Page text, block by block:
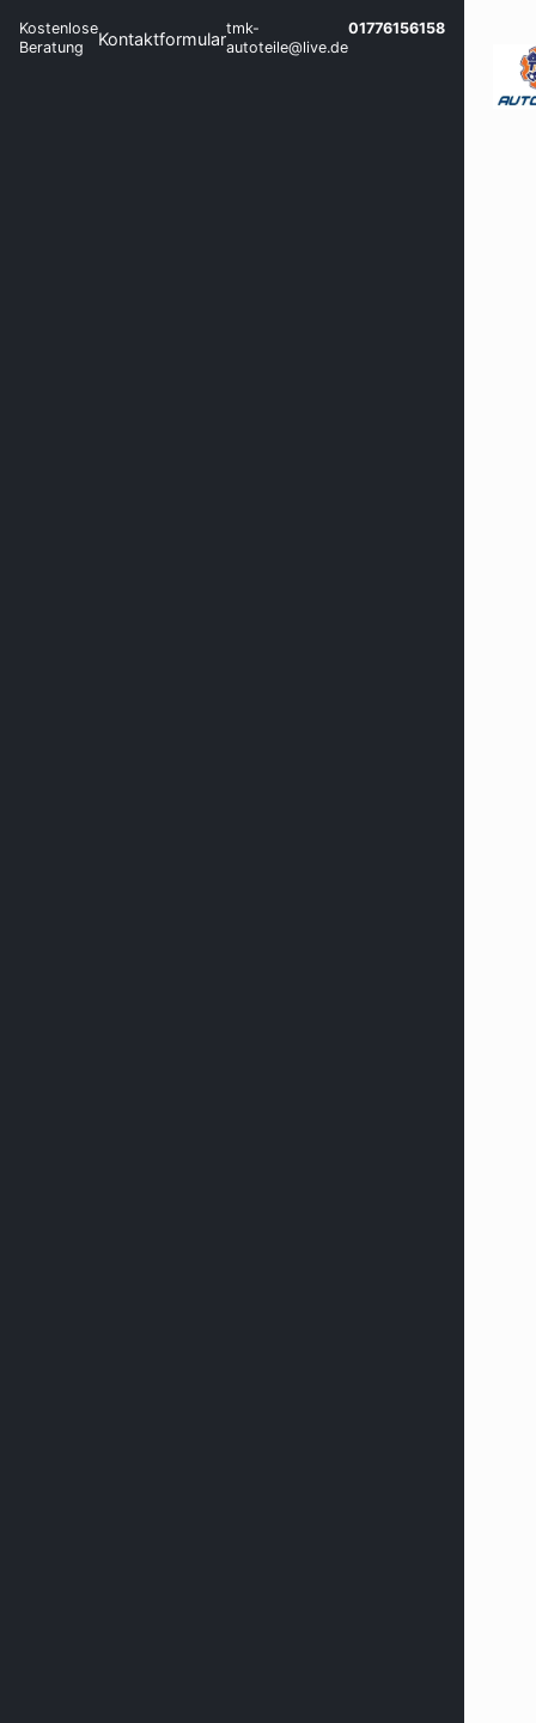
Kostenlose
Beratung
Kontaktformulartmk-
autoteile@live.de
01776156158